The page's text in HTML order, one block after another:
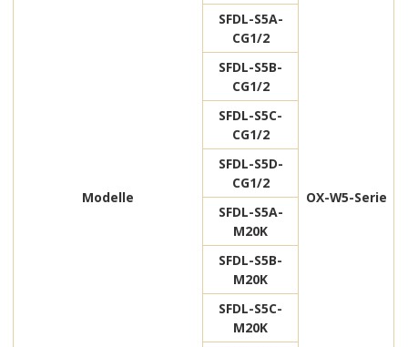
Modelle OX-W5-Serie
SFDL-S5A-
CG1/2
SFDL-S5B-
CG1/2
SFDL-S5C-
CG1/2
SFDL-S5D-
CG1/2
SFDL-S5A-
M20K
SFDL-S5B-
M20K
SFDL-S5C-
M20K